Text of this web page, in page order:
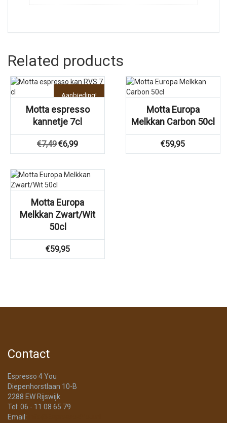
Related products
Aanbieding!
Motta espresso
kannetje 7cl
€7,49 Oorspronkelijke
prijs
€6,99Huidige
Motta Europa
Melkkan Carbon 50cl
€59,95
Motta Europa
Melkkan Zwart/Wit
50cl
€59,95
Contact
Espresso 4 You
Diepenhorstlaan 10-B
2288 EW Rijswijk
Tel: 06 - 11 08 65 79
Email: